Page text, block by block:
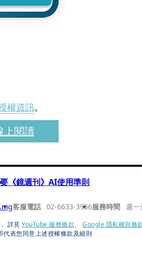
權資訊。
上閱讀
《鏡週刊》AI使用準則
客服電話 02-6633-3966服務時間 週一
， 詳見 YouTube 服務條款、
Google 隱私權與條
代表您同意上述授權條款及細則